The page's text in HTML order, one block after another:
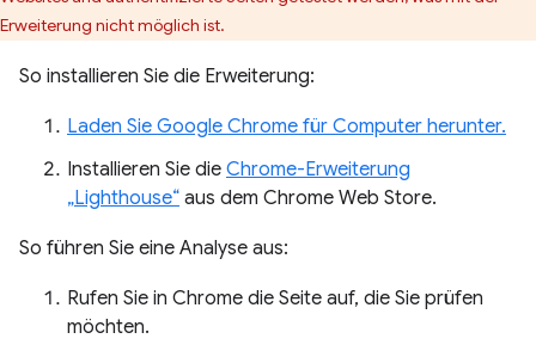
Erweiterung nicht möglich ist.
So installieren Sie die Erweiterung:
Laden Sie Google Chrome für Computer herunter.
Installieren Sie die Chrome-Erweiterung
„Lighthouse“ aus dem Chrome Web Store.
So führen Sie eine Analyse aus:
Rufen Sie in Chrome die Seite auf, die Sie prüfen
möchten.